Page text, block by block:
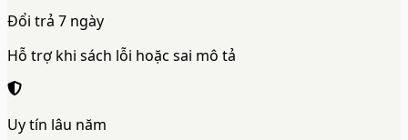
Đổi trả 7 ngày
Hỗ trợ khi sách lỗi hoặc sai mô tả
Uy tín lâu năm